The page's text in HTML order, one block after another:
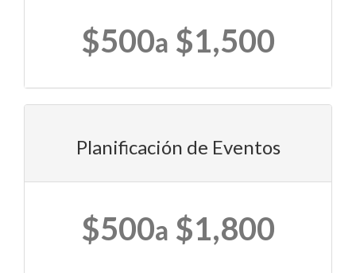
$500a $1,500
Planificación de Eventos
$500a $1,800